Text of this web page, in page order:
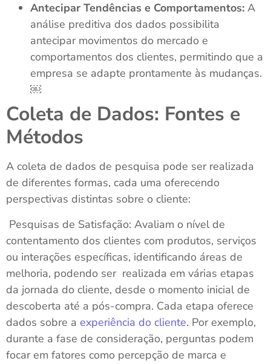
Antecipar Tendências e Comportamentos: A
análise preditiva dos dados possibilita
antecipar movimentos do mercado e
comportamentos dos clientes, permitindo que a
empresa se adapte prontamente às mudanças.
￼
Coleta de Dados: Fontes e
Métodos
A coleta de dados de pesquisa pode ser realizada
de diferentes formas, cada uma oferecendo
perspectivas distintas sobre o cliente:
Pesquisas de Satisfação: Avaliam o nível de
contentamento dos clientes com produtos, serviços
ou interações específicas, identificando áreas de
melhoria, podendo ser realizada em várias etapas
da jornada do cliente, desde o momento inicial de
descoberta até a pós-compra. Cada etapa oferece
dados sobre a experiência do cliente. Por exemplo,
durante a fase de consideração, perguntas podem
focar em fatores como percepção de marca e